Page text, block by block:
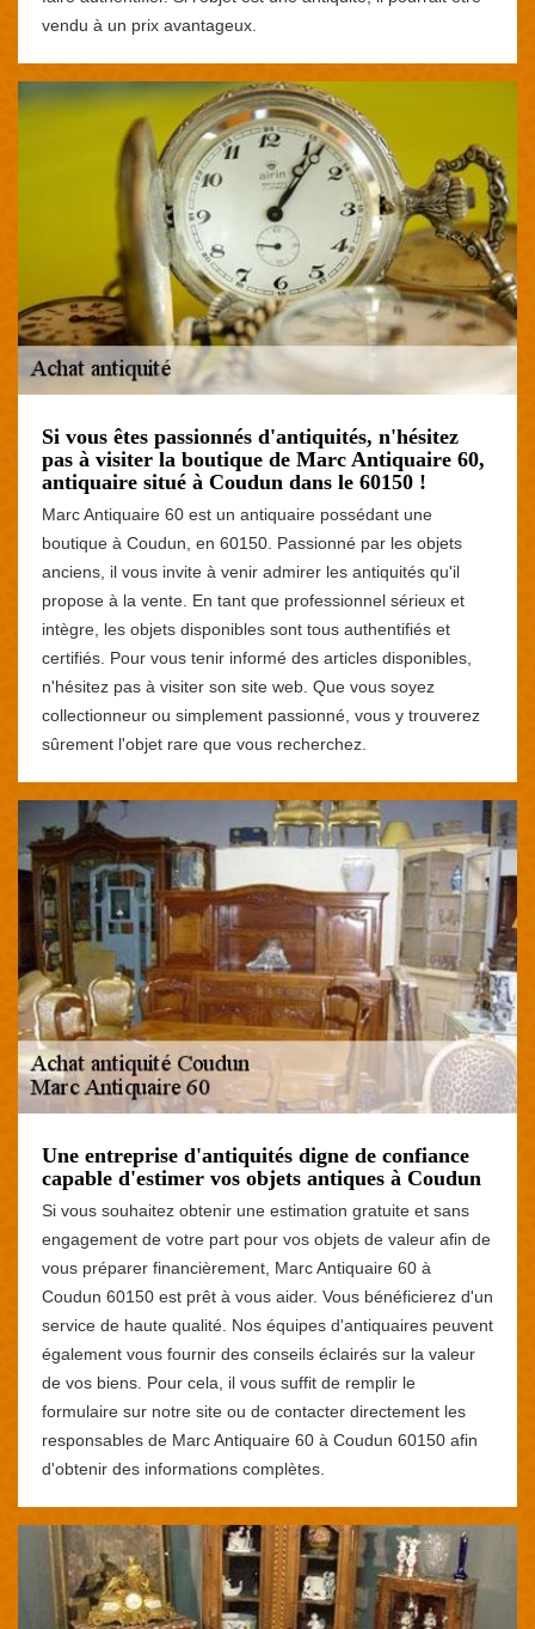
vendu à un prix avantageux.
Si vous êtes passionnés d'antiquités, n'hésitez
pas à visiter la boutique de Marc Antiquaire 60,
antiquaire situé à Coudun dans le 60150 !
Marc Antiquaire 60 est un antiquaire possédant une
boutique à Coudun, en 60150. Passionné par les objets
anciens, il vous invite à venir admirer les antiquités qu'il
propose à la vente. En tant que professionnel sérieux et
intègre, les objets disponibles sont tous authentifiés et
certifiés. Pour vous tenir informé des articles disponibles,
n'hésitez pas à visiter son site web. Que vous soyez
collectionneur ou simplement passionné, vous y trouverez
sûrement l'objet rare que vous recherchez.
Une entreprise d'antiquités digne de confiance
capable d'estimer vos objets antiques à Coudun
Si vous souhaitez obtenir une estimation gratuite et sans
engagement de votre part pour vos objets de valeur afin de
vous préparer financièrement, Marc Antiquaire 60 à
Coudun 60150 est prêt à vous aider. Vous bénéficierez d'un
service de haute qualité. Nos équipes d'antiquaires peuvent
également vous fournir des conseils éclairés sur la valeur
de vos biens. Pour cela, il vous suffit de remplir le
formulaire sur notre site ou de contacter directement les
responsables de Marc Antiquaire 60 à Coudun 60150 afin
d'obtenir des informations complètes.